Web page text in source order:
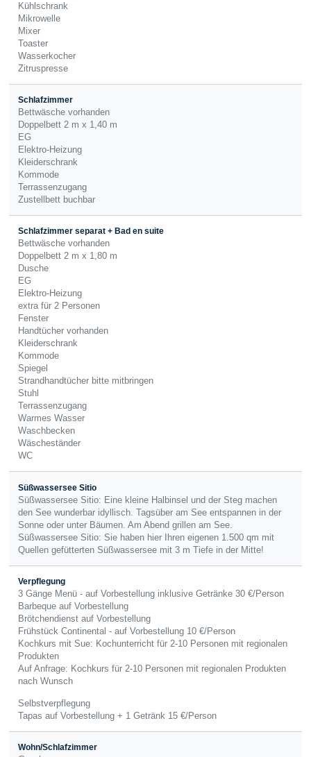
Kühlschrank
Mikrowelle
Mixer
Toaster
Wasserkocher
Zitruspresse
Schlafzimmer
Bettwäsche vorhanden
Doppelbett 2 m x 1,40 m
EG
Elektro-Heizung
Kleiderschrank
Kommode
Terrassenzugang
Zustellbett buchbar
Schlafzimmer separat + Bad en suite
Bettwäsche vorhanden
Doppelbett 2 m x 1,80 m
Dusche
EG
Elektro-Heizung
extra für 2 Personen
Fenster
Handtücher vorhanden
Kleiderschrank
Kommode
Spiegel
Strandhandtücher bitte mitbringen
Stuhl
Terrassenzugang
Warmes Wasser
Waschbecken
Wäscheständer
WC
Süßwassersee Sitio
Süßwassersee Sitio: Eine kleine Halbinsel und der Steg machen
den See wunderbar idyllisch. Tagsüber am See entspannen in der
Sonne oder unter Bäumen. Am Abend grillen am See.
Süßwassersee Sitio: Sie haben hier Ihren eigenen 1.500 qm mit
Quellen gefütterten Süßwassersee mit 3 m Tiefe in der Mitte!
Verpflegung
3 Gänge Menü - auf Vorbestellung inklusive Getränke 30 €/Person
Barbeque auf Vorbestellung
Brötchendienst auf Vorbestellung
Frühstück Continental - auf Vorbestellung 10 €/Person
Kochkurs mit Sue: Kochunterricht für 2-10 Personen mit regionalen
Produkten
Auf Anfrage: Kochkurs für 2-10 Personen mit regionalen Produkten
nach Wunsch
Selbstverpflegung
Tapas auf Vorbestellung + 1 Getränk 15 €/Person
Wohn/Schlafzimmer